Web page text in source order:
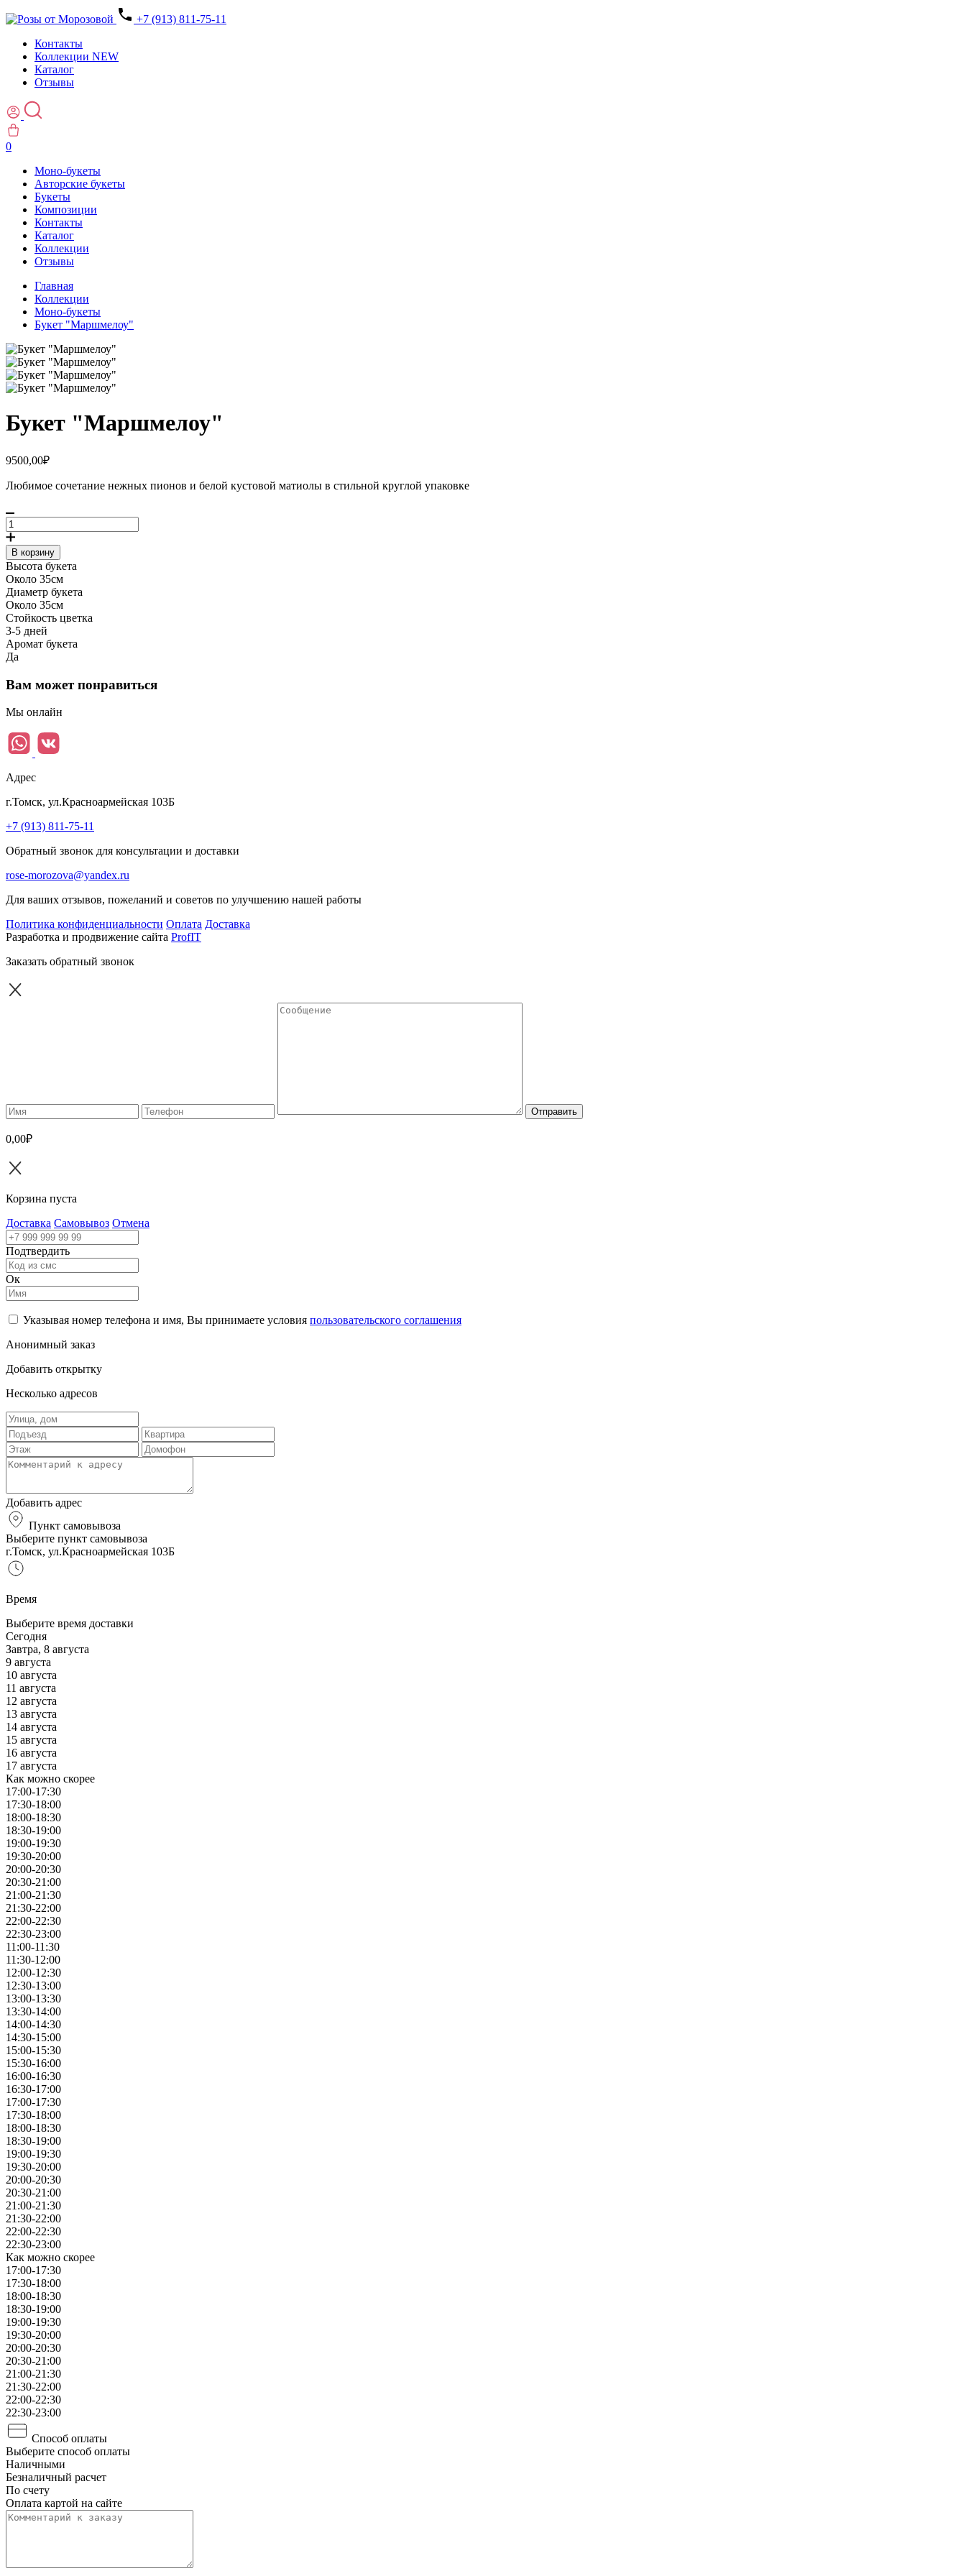
+7 (913) 811-75-11
Контакты
Коллекции NEW
Каталог
Отзывы
0
Моно-букеты
Авторские букеты
Букеты
Композиции
Контакты
Каталог
Коллекции
Отзывы
Главная
Коллекции
Моно-букеты
Букет "Маршмелоу"
Букет "Маршмелоу"
9500,00₽
Любимое сочетание нежных пионов и белой кустовой матиолы в стильной круглой упаковке
В корзину
Высота букета
Около 35см
Диаметр букета
Около 35см
Стойкость цветка
3-5 дней
Аромат букета
Да
Вам может понравиться
Мы онлайн
Адрес
г.Томск, ул.Красноармейская 103Б
+7 (913) 811-75-11
Обратный звонок для консультации и доставки
rose-morozova@yandex.ru
Для ваших отзывов, пожеланий и советов по улучшению нашей работы
Политика конфиденциальности Оплата Доставка
Разработка и продвижение сайта ProfIT
Заказать обратный звонок
Отправить
0,00₽
Корзина пуста
Доставка Самовывоз Отмена
Подтвердить
Ок
Указывая номер телефона и имя, Вы принимаете условия пользовательского соглашения
Анонимный заказ
Добавить открытку
Несколько адресов
Добавить адрес
Пункт самовывоза
Выберите пункт самовывоза
г.Томск, ул.Красноармейская 103Б
Время
Выберите время доставки
Сегодня
Завтра, 8 августа
9 августа
10 августа
11 августа
12 августа
13 августа
14 августа
15 августа
16 августа
17 августа
Как можно скорее
17:00-17:30
17:30-18:00
18:00-18:30
18:30-19:00
19:00-19:30
19:30-20:00
20:00-20:30
20:30-21:00
21:00-21:30
21:30-22:00
22:00-22:30
22:30-23:00
11:00-11:30
11:30-12:00
12:00-12:30
12:30-13:00
13:00-13:30
13:30-14:00
14:00-14:30
14:30-15:00
15:00-15:30
15:30-16:00
16:00-16:30
16:30-17:00
17:00-17:30
17:30-18:00
18:00-18:30
18:30-19:00
19:00-19:30
19:30-20:00
20:00-20:30
20:30-21:00
21:00-21:30
21:30-22:00
22:00-22:30
22:30-23:00
Как можно скорее
17:00-17:30
17:30-18:00
18:00-18:30
18:30-19:00
19:00-19:30
19:30-20:00
20:00-20:30
20:30-21:00
21:00-21:30
21:30-22:00
22:00-22:30
22:30-23:00
Способ оплаты
Выберите способ оплаты
Наличными
Безналичный расчет
По счету
Оплата картой на сайте